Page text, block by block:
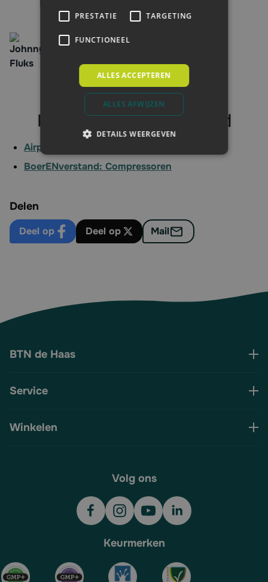
Johnny Fluks
gereedschappen
Relevant BoerENverstand
Airpress compressor
BoerENverstand: Compressoren
Delen
Deel op Deel op Mail
BTN de Haas
Service
Winkelen
Volg ons
Keurmerken
PRESTATIE TARGETING
FUNCTIONEEL
ALLES ACCEPTEREN
ALLES AFWIJZEN
DETAILS WEERGEVEN